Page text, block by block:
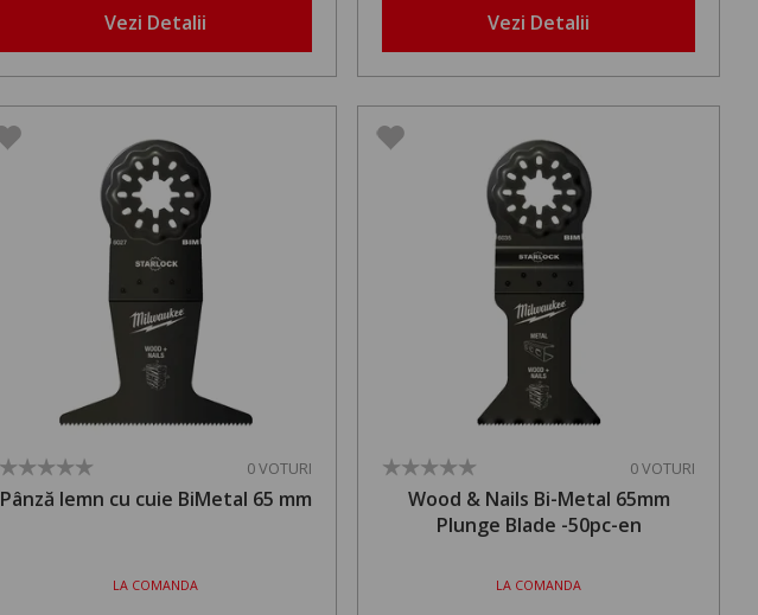
Vezi Detalii Vezi Detalii
0 VOTURI
Pânză lemn cu cuie BiMetal 65 mm
LA COMANDA
0 VOTURI
Wood & Nails Bi-Metal 65mm
Plunge Blade -50pc-en
LA COMANDA